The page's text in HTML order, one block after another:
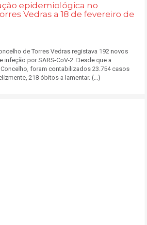
epidemiológica no
Vedras a 18 de fevereiro de
de Torres Vedras registava 192 novos
por SARS-CoV-2. Desde que a
foram contabilizados 23.754 casos
218 óbitos a lamentar. (...)